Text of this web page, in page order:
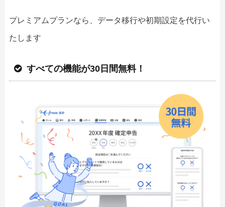
プレミアムプランなら、データ移行や初期設定を代行い
たします
すべての機能が30日間無料！